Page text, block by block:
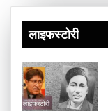
लाइफस्टोरी